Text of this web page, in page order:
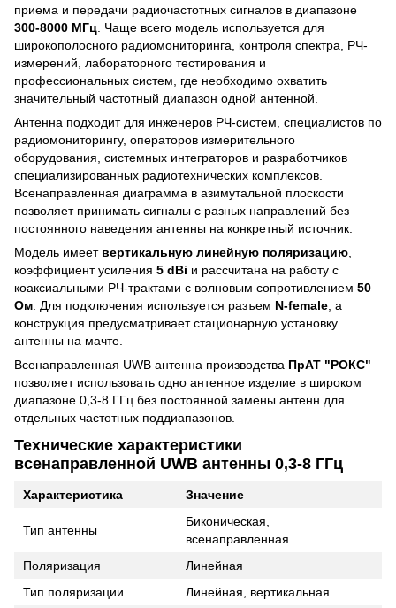
приема и передачи радиочастотных сигналов в диапазоне
300-8000 МГц . Чаще всего модель используется для
широкополосного радиомониторинга, контроля спектра, РЧ-
измерений, лабораторного тестирования и
профессиональных систем, где необходимо охватить
значительный частотный диапазон одной антенной.
Антенна подходит для инженеров РЧ-систем, специалистов по
радиомониторингу, операторов измерительного
оборудования, системных интеграторов и разработчиков
специализированных радиотехнических комплексов.
Всенаправленная диаграмма в азимутальной плоскости
позволяет принимать сигналы с разных направлений без
постоянного наведения антенны на конкретный источник.
Модель имеет вертикальную линейную поляризацию
коэффициент усиления 5 dBi и рассчитана на работу с
коаксиальными РЧ-трактами с волновым сопротивлением 50
Ом . Для подключения используется разъем N-female , а
конструкция предусматривает стационарную установку
антенны на мачте.
Всенаправленная UWB антенна производства ПрАТ "РОКС"
позволяет использовать одно антенное изделие в широком
диапазоне 0,3-8 ГГц без постоянной замены антенн для
отдельных частотных поддиапазонов.
Технические характеристики
всенаправленной UWB антенны 0,3-8 ГГц
Характеристика Значение
Тип антенны
Биконическая,
всенаправленная
Поляризация
Линейная
Тип поляризации
Линейная, вертикальная